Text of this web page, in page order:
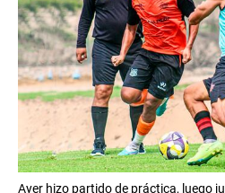
Ayer hizo partido de práctica, luego